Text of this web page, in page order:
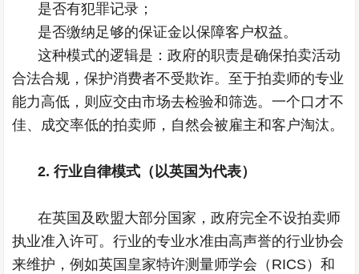
是否有犯罪记录；
是否缴纳足够的保证金以保障客户权益。
这种模式的逻辑是：政府的职责是确保拍卖活动
合法合规，保护消费者不受欺诈。至于拍卖师的专业
能力高低，则应交由市场去检验和筛选。一个口才不
佳、成交率低的拍卖师，自然会被雇主和客户淘汰。
2. 行业自律模式（以英国为代表）
在英国及欧盟大部分国家，政府完全不设拍卖师
执业准入许可。行业的专业水准由高声誉的行业协会
来维护，例如英国皇家特许测量师学会（RICS）和